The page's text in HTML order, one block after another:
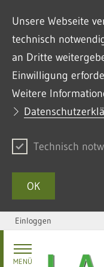
Unsere Webseite
technisch
an Dritte
Einwilligung
Weitere
Technisch
OK
Zum Inhalt
Einloggen
MENÜ